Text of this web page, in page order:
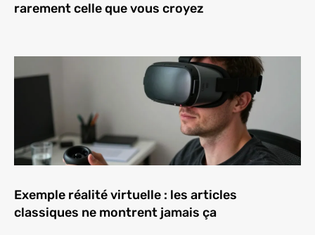
rarement celle que vous croyez
Exemple réalité virtuelle : les articles
classiques ne montrent jamais ça